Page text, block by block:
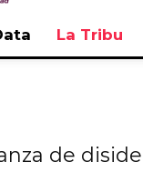
La Tribu
de